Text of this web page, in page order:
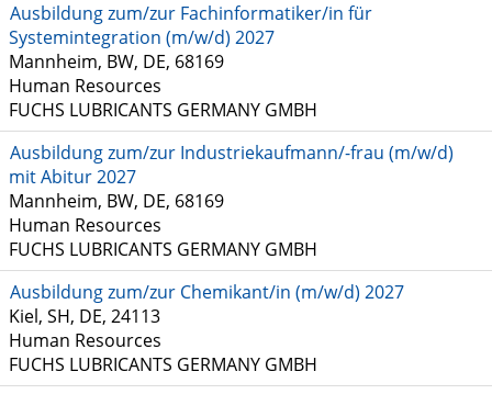
Ausbildung zum/zur Fachinformatiker/in für
Systemintegration (m/w/d) 2027
Mannheim, BW, DE, 68169
Human Resources
FUCHS LUBRICANTS GERMANY GMBH
Ausbildung zum/zur Industriekaufmann/-frau (m/w/d)
mit Abitur 2027
Mannheim, BW, DE, 68169
Human Resources
FUCHS LUBRICANTS GERMANY GMBH
Ausbildung zum/zur Chemikant/in (m/w/d) 2027
Kiel, SH, DE, 24113
Human Resources
FUCHS LUBRICANTS GERMANY GMBH